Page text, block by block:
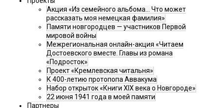
Акция «Из семейного альбома... Что может
рассказать моя немецкая фамилия»
Памяти новгородцев — участников Первой
мировой войны
Межрегиональная онлайн-акция «Читаем
Достоевского вместе. Главы из романа
«Подросток»
Проект «Кремлевская читальня»
К 400-летию протопопа Аввакума
Набор открыток «Книги XIX века о Новгороде»
22 июня 1941 года в моей памяти
Партнеры